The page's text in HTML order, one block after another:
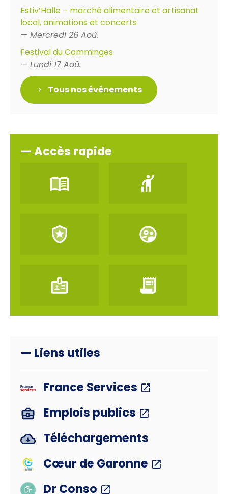
Estiv’Halle – marché alimentaire et artisanat
local, animations et concerts
— Mercredi 26 Aoû.
Festival du Comminges
— Lundi 17 Aoû.
Tous nos événements
— Accès rapide
— Liens utiles
France Services
Emplois publics
Téléchargements
Cœur de Garonne
Dr Conso